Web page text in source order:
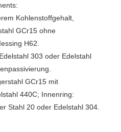
Kohlenstoffgehalt,
GCr15 ohne
H62.
303 oder Edelstahl
GCr15 mit
440C; Innenring:
Stahl 20 oder Edelstahl 304.